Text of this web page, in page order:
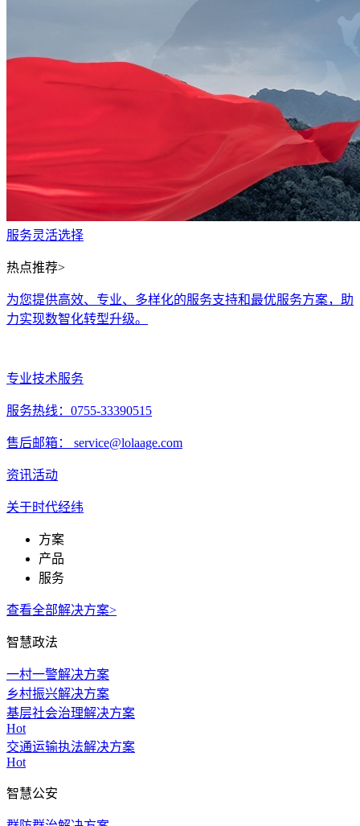
服务灵活选择
热点推荐>
为您提供高效、专业、多样化的服务支持和最优服务方案，助
力实现数智化转型升级。
专业技术服务
服务热线：0755-33390515
售后邮箱： service@lolaage.com
资讯活动
关于时代经纬
方案
产品
服务
查看全部解决方案>
智慧政法
一村一警解决方案
乡村振兴解决方案
基层社会治理解决方案
Hot
交通运输执法解决方案
Hot
智慧公安